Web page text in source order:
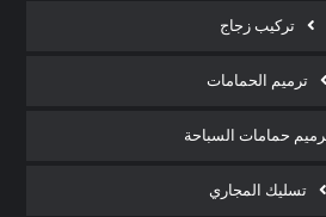
تركيب زجاج
ترميم الحمامات
حمامات السباحة
تسليك المجاري